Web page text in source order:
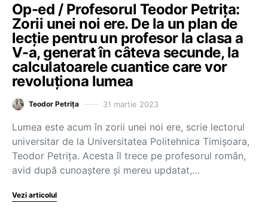
Op-ed / Profesorul Teodor Petrița:
Zorii unei noi ere. De la un plan de
lecție pentru un profesor la clasa a
V-a, generat în câteva secunde, la
calculatoarele cuantice care vor
revoluționa lumea
Teodor Petrița 31 martie 2023
Lumea este acum în zorii unei noi ere, scrie lectorul
universitar de la Universitatea Politehnica Timișoara,
Teodor Petrița. Acesta îl trece pe profesorul român,
avid după cunoaștere și mereu updatat,…
Vezi articolul